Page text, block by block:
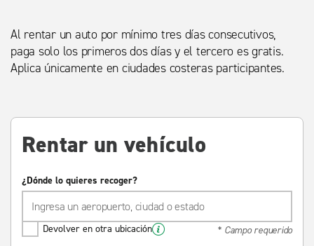
Al rentar un auto por mínimo tres días consecutivos,
paga solo los primeros dos días y el tercero es gratis.
Aplica únicamente en ciudades costeras participantes.
Rentar un vehículo
¿Dónde lo quieres recoger?
* Campo requerido
Devolver en otra ubicación